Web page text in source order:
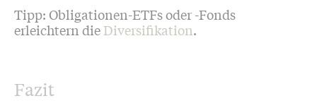
Tipp: Obligationen-ETFs oder -Fonds
erleichtern dieDiversifikation.
Fazit